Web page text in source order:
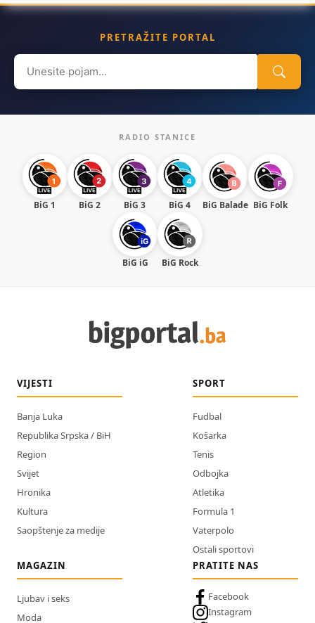
PRETRAŽITE PORTAL
Search
for:
RADIO STANICE
BiG 1 BiG 2 BiG 3 BiG 4 BiG Balade BiG Folk
BiG iG BiG Rock
VIJESTI
Banja Luka
Republika Srpska / BiH
Region
Svijet
Hronika
Kultura
Saopštenje za medije
SPORT
Fudbal
Košarka
Tenis
Odbojka
Atletika
Formula 1
Vaterpolo
Ostali sportovi
MAGAZIN
Ljubav i seks
Moda
PRATITE NAS
Facebook
Instagram